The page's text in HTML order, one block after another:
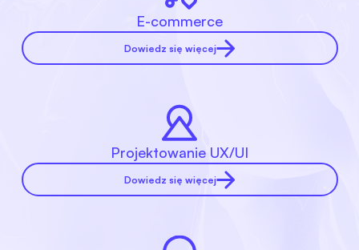
E-commerce
Dowiedz się więcej
Projektowanie UX/UI
Dowiedz się więcej